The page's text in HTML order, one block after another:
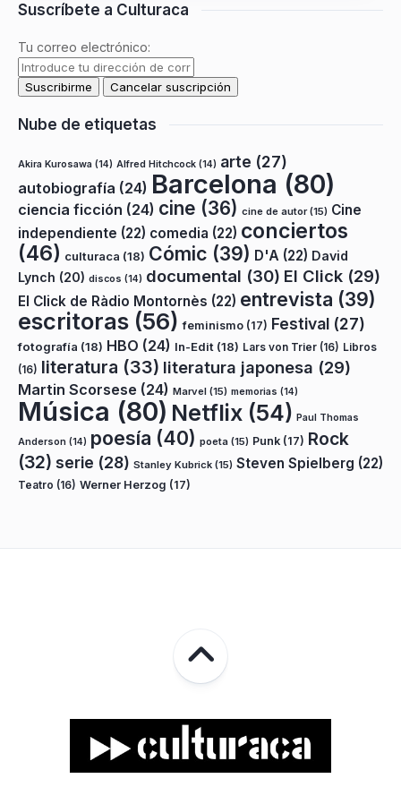
Suscríbete a Culturaca
Tu correo electrónico:
Nube de etiquetas
Akira Kurosawa (14) Alfred Hitchcock (14) arte (27)
autobiografía (24) Barcelona (80)
ciencia ficción (24) cine (36) cine de autor(15) Cine
independiente (22) comedia (22) conciertos
(46) culturaca (18) Cómic (39) D'A (22) David
Lynch (20) discos (14) documental (30) El Click (29)
El Click de Ràdio Montornès (22) entrevista (39)
escritoras (56) feminismo (17) Festival (27)
fotografía (18) HBO (24) In-Edit (18) Lars von Trier (16) Libros
(16) literatura (33) literatura japonesa (29)
Martin Scorsese (24) Marvel (15) memorias (14)
Música (80) Netflix (54) Paul Thomas
Anderson (14) poesía (40) poeta (15) Punk (17) Rock
(32) serie (28) Stanley Kubrick (15) Steven Spielberg (22)
Teatro (16) Werner Herzog (17)